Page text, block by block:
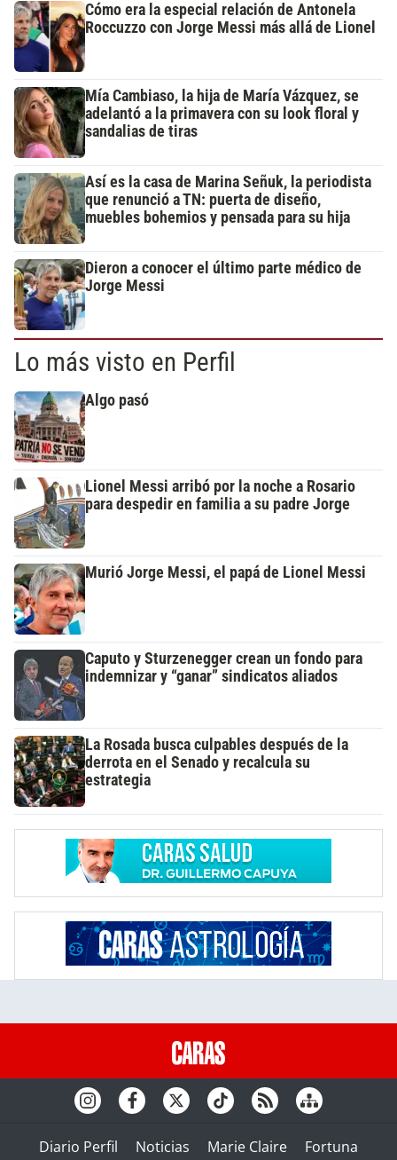
Cómo era la especial relación de Antonela
Roccuzzo con Jorge Messi más allá de Lionel
Mía Cambiaso, la hija de María Vázquez, se
adelantó a la primavera con su look floral y
sandalias de tiras
Así es la casa de Marina Señuk, la periodista
que renunció a TN: puerta de diseño,
muebles bohemios y pensada para su hija
Dieron a conocer el último parte médico de
Jorge Messi
Lo más visto en Perfil
Algo pasó
Lionel Messi arribó por la noche a Rosario
para despedir en familia a su padre Jorge
Murió Jorge Messi, el papá de Lionel Messi
Caputo y Sturzenegger crean un fondo para
indemnizar y “ganar” sindicatos aliados
La Rosada busca culpables después de la
derrota en el Senado y recalcula su
estrategia
Diario Perfil Noticias Marie Claire Fortuna